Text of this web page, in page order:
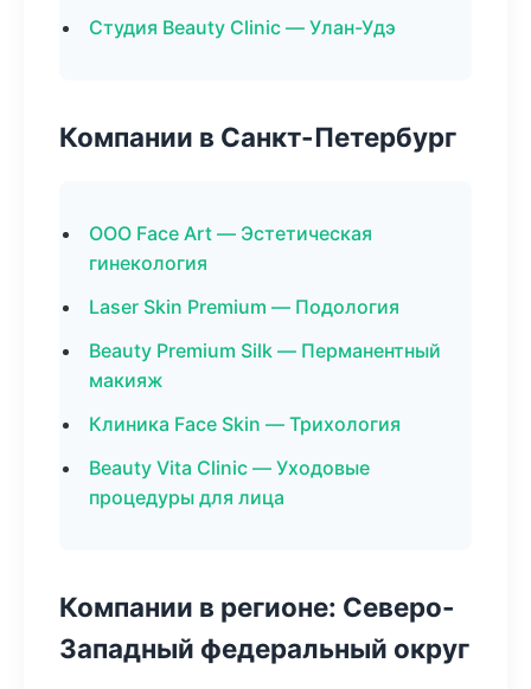
Студия Beauty Clinic — Улан-Удэ
Компании в Санкт-Петербург
ООО Face Art — Эстетическая
гинекология
Laser Skin Premium — Подология
Beauty Premium Silk — Перманентный
макияж
Клиника Face Skin — Трихология
Beauty Vita Clinic — Уходовые
процедуры для лица
Компании в регионе: Северо-
Западный федеральный округ